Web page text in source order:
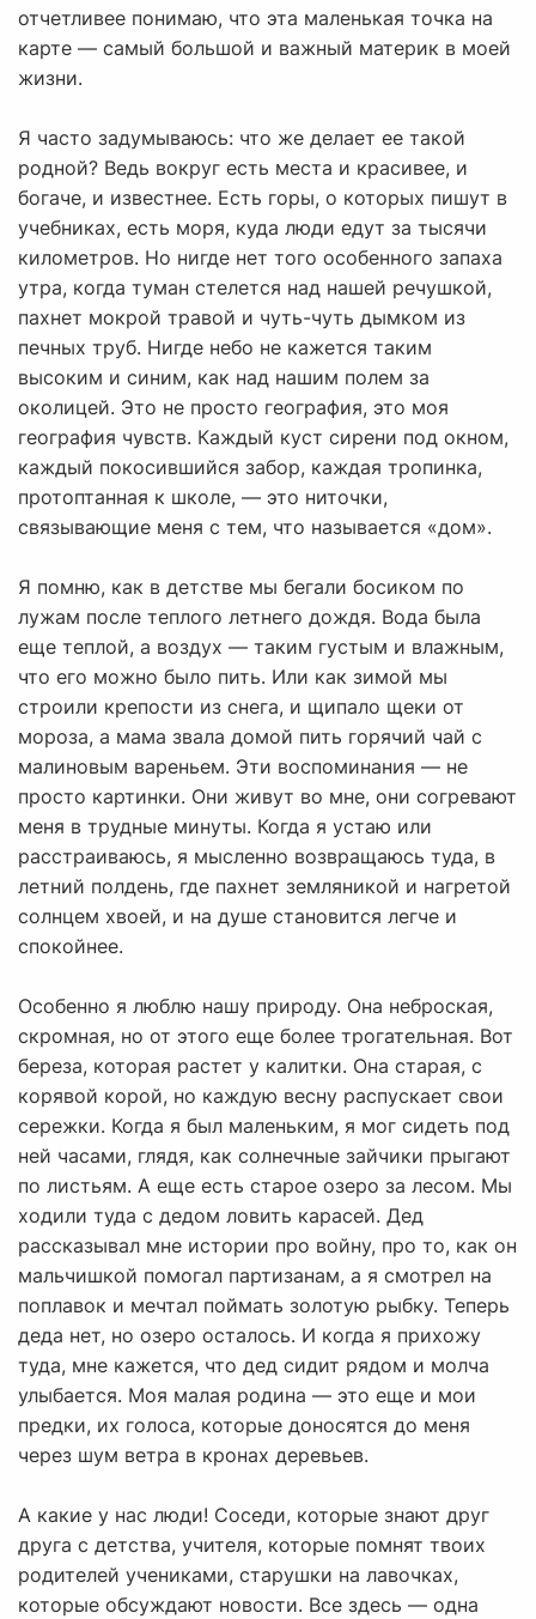
отчетливее понимаю, что эта маленькая точка на
карте — самый большой и важный материк в моей
жизни.
Я часто задумываюсь: что же делает ее такой
родной? Ведь вокруг есть места и красивее, и
богаче, и известнее. Есть горы, о которых пишут в
учебниках, есть моря, куда люди едут за тысячи
километров. Но нигде нет того особенного запаха
утра, когда туман стелется над нашей речушкой,
пахнет мокрой травой и чуть-чуть дымком из
печных труб. Нигде небо не кажется таким
высоким и синим, как над нашим полем за
околицей. Это не просто география, это моя
география чувств. Каждый куст сирени под окном,
каждый покосившийся забор, каждая тропинка,
протоптанная к школе, — это ниточки,
связывающие меня с тем, что называется «дом».
Я помню, как в детстве мы бегали босиком по
лужам после теплого летнего дождя. Вода была
еще теплой, а воздух — таким густым и влажным,
что его можно было пить. Или как зимой мы
строили крепости из снега, и щипало щеки от
мороза, а мама звала домой пить горячий чай с
малиновым вареньем. Эти воспоминания — не
просто картинки. Они живут во мне, они согревают
меня в трудные минуты. Когда я устаю или
расстраиваюсь, я мысленно возвращаюсь туда, в
летний полдень, где пахнет земляникой и нагретой
солнцем хвоей, и на душе становится легче и
спокойнее.
Особенно я люблю нашу природу. Она неброская,
скромная, но от этого еще более трогательная. Вот
береза, которая растет у калитки. Она старая, с
корявой корой, но каждую весну распускает свои
сережки. Когда я был маленьким, я мог сидеть под
ней часами, глядя, как солнечные зайчики прыгают
по листьям. А еще есть старое озеро за лесом. Мы
ходили туда с дедом ловить карасей. Дед
рассказывал мне истории про войну, про то, как он
мальчишкой помогал партизанам, а я смотрел на
поплавок и мечтал поймать золотую рыбку. Теперь
деда нет, но озеро осталось. И когда я прихожу
туда, мне кажется, что дед сидит рядом и молча
улыбается. Моя малая родина — это еще и мои
предки, их голоса, которые доносятся до меня
через шум ветра в кронах деревьев.
А какие у нас люди! Соседи, которые знают друг
друга с детства, учителя, которые помнят твоих
родителей учениками, старушки на лавочках,
которые обсуждают новости. Все здесь — одна